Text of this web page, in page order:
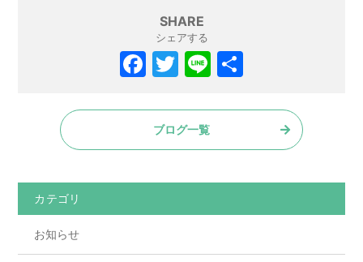
SHARE
シェアする
F
c
e
o
o
k
T
itt
er
Li
e
ブログ一覧
カテゴリ
お知らせ